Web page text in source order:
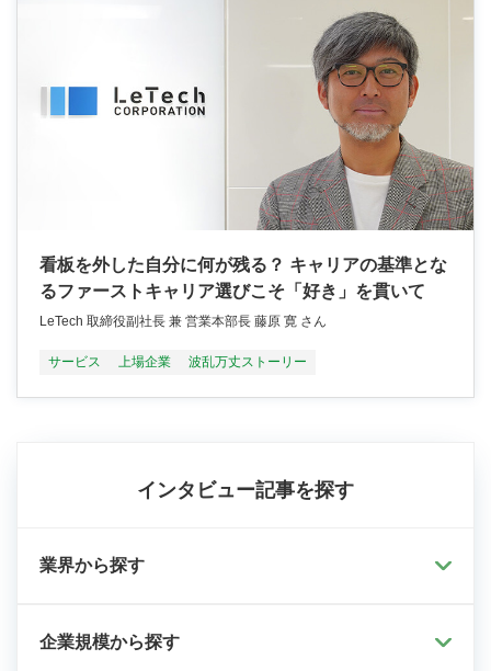
看板を外した自分に何が残る？ キャリアの基準とな
るファーストキャリア選びこそ「好き」を貫いて
LeTech 取締役副社長 兼 営業本部長 藤原 寛 さん
サービス 上場企業 波乱万丈ストーリー
インタビュー記事を探す
業界から探す
企業規模から探す